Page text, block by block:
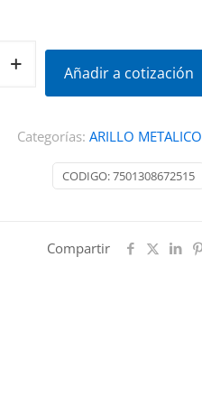
Añadir a cotización
CODIGO:7501308672515
Categorías: ARILLO METALICO
Compartir